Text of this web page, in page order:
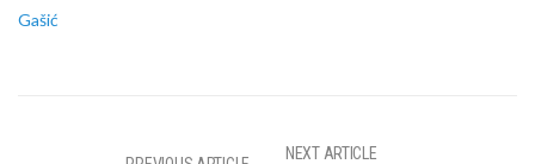
Gašić
NEXT ARTICLE